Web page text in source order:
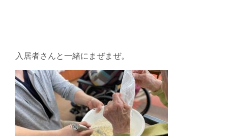
入居者さんと一緒にまぜまぜ。